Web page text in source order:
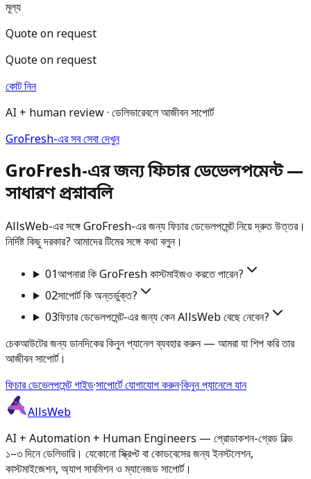
মূল্য
Quote on request
Quote on request
কোট নিন
AI + human review · ডেলিভারেবলে আজীবন সাপোর্ট
GroFresh-এর সব সেবা দেখুন
GroFresh-এর জন্য ফিচার ডেভেলপমেন্ট —
সাধারণ প্রশ্নাবলি
AllsWeb-এর সঙ্গে GroFresh-এর জন্য ফিচার ডেভেলপমেন্ট নিয়ে দ্রুত উত্তর।
নির্দিষ্ট কিছু দরকার? আমাদের টিমের সঙ্গে কথা বলুন।
01আপনারা কি GroFresh কাস্টমাইজও করতে পারেন?
02সাপোর্ট কি অন্তর্ভুক্ত?
03ফিচার ডেভেলপমেন্ট-এর জন্য কেন AllsWeb বেছে নেবেন?
চেকআউটের জন্য ডানদিকের কিনুন প্যানেল ব্যবহার করুন — আমরা যা শিপ করি তার
আজীবন সাপোর্ট।
ফিচার ডেভেলপমেন্ট গাইড·সাপোর্টে যোগাযোগ করুন·কিনুন প্যানেলে যান
AllsWeb
AI + Automation + Human Engineers — প্রোডাকশন-গ্রেড বিল্ড
১–৩ দিনে ডেলিভারি। যেকোনো স্ক্রিপ্ট বা কোডবেসের জন্য ইনস্টলেশন,
কাস্টমাইজেশন, অ্যাপ সাবমিশন ও ম্যানেজড সাপোর্ট।